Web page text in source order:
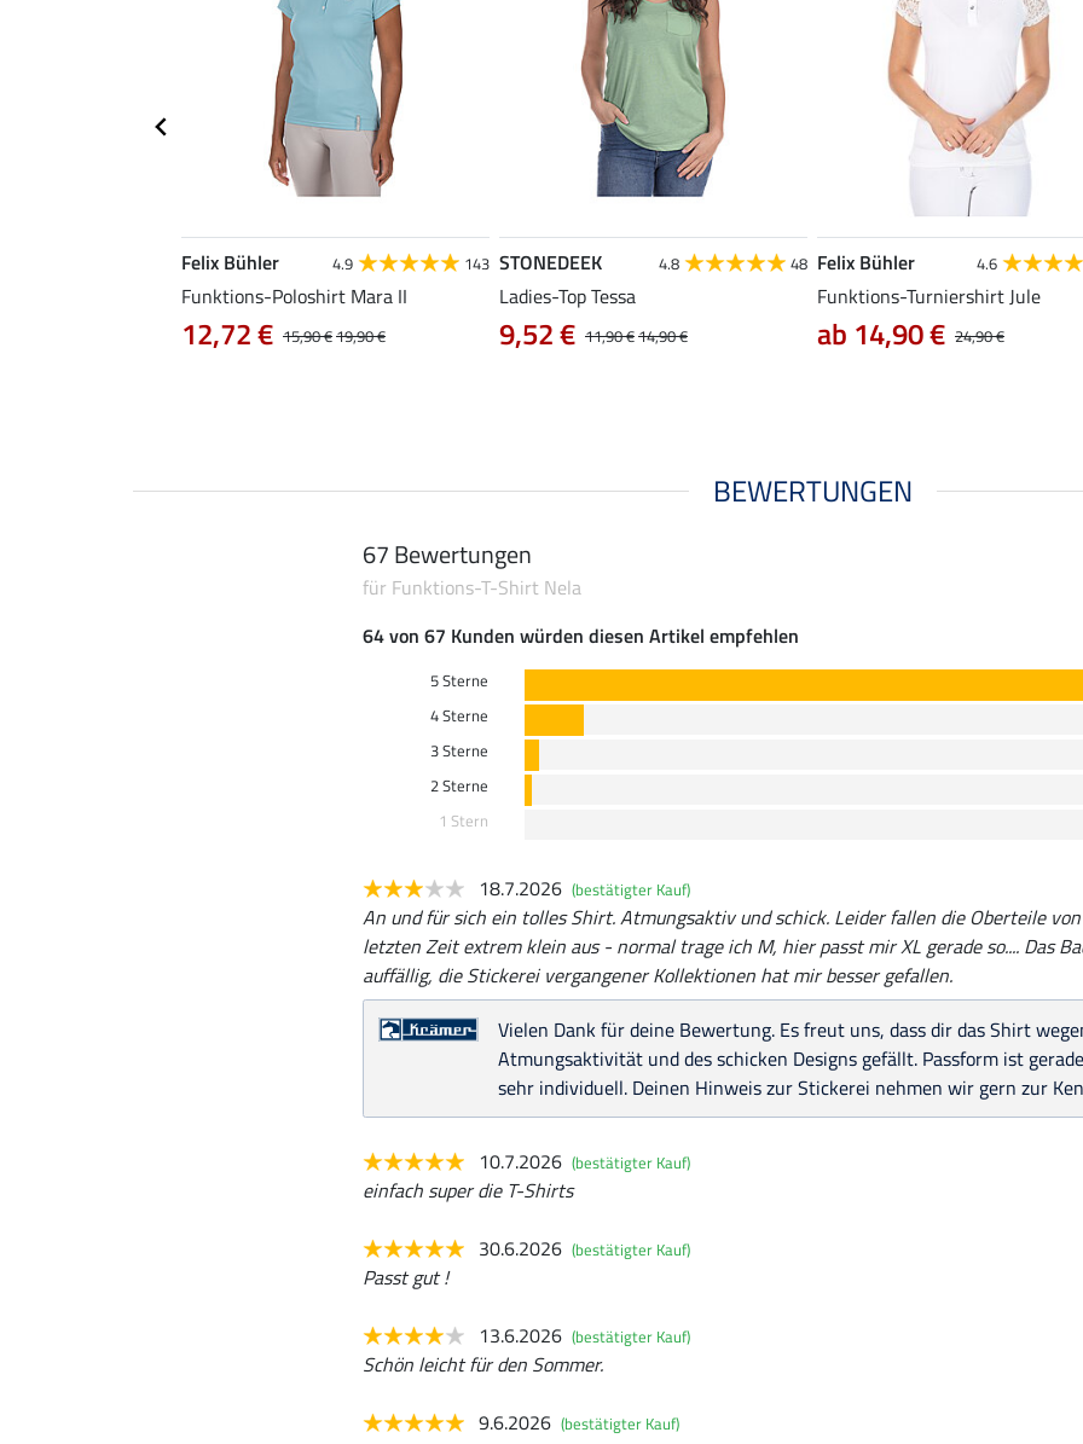
Felix Bühler 4.9 143
Funktions-Poloshirt Mara II
15,90 €19,90 €
12,72 €
STONEDEEK 4.8 48
Ladies-Top Tessa
11,90 €14,90 €
9,52 €
Felix Bühler 4.6
Funktions-Turniershirt Jule
24,90 €
ab 14,90 €
BEWERTUNGEN
67 Bewertungen
für Funktions-T-Shirt Nela
64 von 67 Kunden würden diesen Artikel empfehlen
5 Sterne
4 Sterne
3 Sterne
2 Sterne
1 Stern
18.7.2026 (bestätigter Kauf)
An und für sich ein tolles Shirt. Atmungsaktiv und schick. Leider fallen die Oberteile
letzten Zeit extrem klein aus - normal trage ich M, hier passt mir XL gerade so.... Das
auffällig, die Stickerei vergangener Kollektionen hat mir besser gefallen.
Vielen Dank für deine Bewertung. Es freut uns, dass dir das Shirt
Atmungsaktivität und des schicken Designs gefällt. Passform ist
sehr individuell. Deinen Hinweis zur Stickerei nehmen wir gern zur
10.7.2026 (bestätigter Kauf)
einfach super die T-Shirts
30.6.2026 (bestätigter Kauf)
Passt gut !
13.6.2026 (bestätigter Kauf)
Schön leicht für den Sommer.
9.6.2026 (bestätigter Kauf)